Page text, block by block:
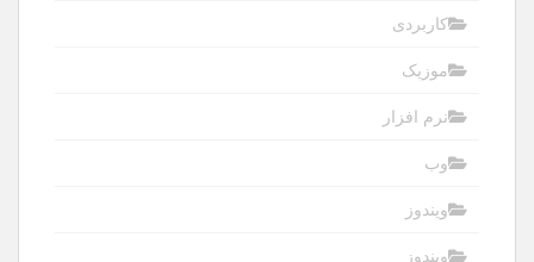
کاربردی
موزیک
نرم افزار
وب
ویندوز
ویندوز